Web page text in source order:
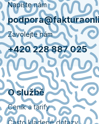
Napište nám
Zavolejte nám
+420 228 887 025
O službě
Ceník a tarify
Často kladené dotazy